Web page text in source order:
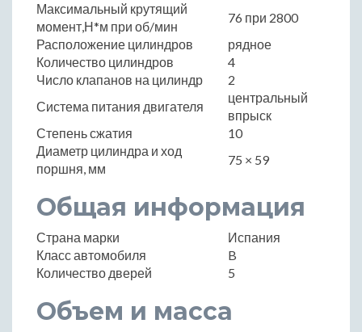
Максимальный крутящий
момент,Н*м при об/мин
76 при 2800
Расположение цилиндров
рядное
Количество цилиндров
4
Число клапанов на цилиндр
2
Система питания двигателя
центральный
впрыск
Степень сжатия
10
Диаметр цилиндра и ход
поршня, мм
75 × 59
Общая информация
Страна марки
Испания
Класс автомобиля
B
Количество дверей
5
Объем и масса